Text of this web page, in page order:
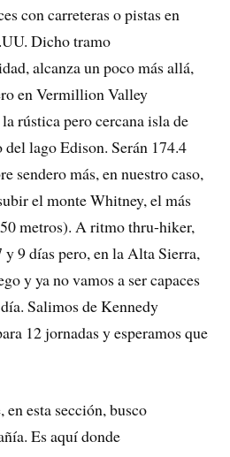
con carreteras o pistas en
Dicho tramo
alcanza un poco más allá,
en Vermillion Valley
rústica pero cercana isla de
lago Edison. Serán 174.4
sendero más, en nuestro caso,
el monte Whitney, el más
metros). A ritmo thru-hiker,
9 días pero, en la Alta Sierra,
y ya no vamos a ser capaces
Salimos de Kennedy
12 jornadas y esperamos que
esta sección, busco
Es aquí donde